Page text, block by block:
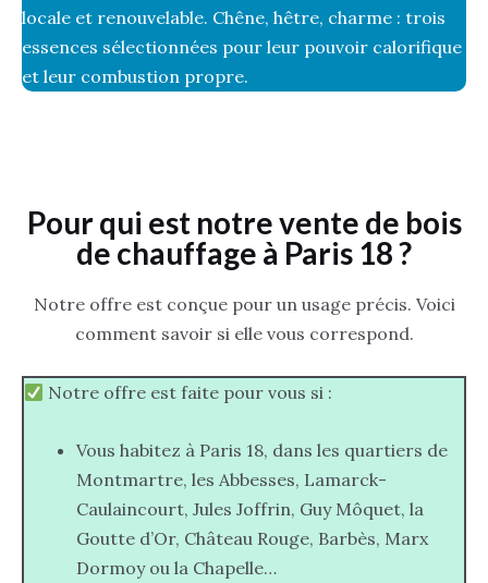
locale et renouvelable. Chêne, hêtre, charme : trois
essences sélectionnées pour leur pouvoir calorifique
et leur combustion propre.
Pour qui est notre vente de bois
de chauffage à Paris 18 ?
Notre offre est conçue pour un usage précis. Voici
comment savoir si elle vous correspond.
Notre offre est faite pour vous si :
Vous habitez à Paris 18, dans les quartiers de
Montmartre, les Abbesses, Lamarck-
Caulaincourt, Jules Joffrin, Guy Môquet, la
Goutte d’Or, Château Rouge, Barbès, Marx
Dormoy ou la Chapelle…